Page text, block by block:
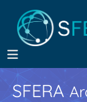
SFERA